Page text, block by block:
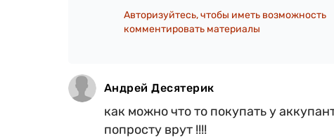
Авторизуйтесь, чтобы иметь возможность
комментировать материалы
Андрей Десятерик
как можно что то покупать у
попросту врут !!!!